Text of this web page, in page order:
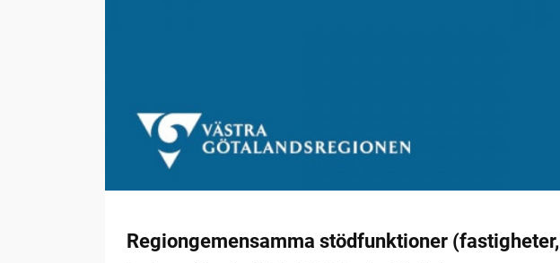
Regiongemensamma stödfunktioner